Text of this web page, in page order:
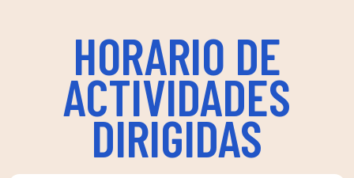
HORARIO DE
ACTIVIDADES
DIRIGIDAS